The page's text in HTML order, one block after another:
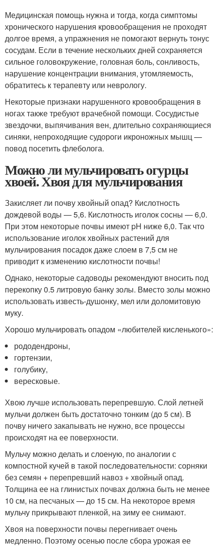
Медицинская помощь нужна и тогда, когда симптомы
хронического нарушения кровообращения не проходят
долгое время, а упражнения не помогают вернуть тонус
сосудам. Если в течение нескольких дней сохраняется
сильное головокружение, головная боль, сонливость,
нарушение концентрации внимания, утомляемость,
обратитесь к терапевту или неврологу.
Некоторые признаки нарушенного кровообращения в
ногах также требуют врачебной помощи. Сосудистые
звездочки, выпячивания вен, длительно сохраняющиеся
синяки, непроходящие судороги икроножных мышц —
повод посетить флеболога.
Можно ли мульчировать огурцы
хвоей. Хвоя для мульчирования
Закисляет ли почву хвойный опад? Кислотность
дождевой воды — 5,6. Кислотность иголок сосны — 6,0.
При этом некоторые почвы имеют pH ниже 6,0. Так что
использование иголок хвойных растений для
мульчирования посадок даже слоем в 7,5 см не
приводит к изменению кислотности почвы!
Однако, некоторые садоводы рекомендуют вносить под
перекопку 0.5 литровую банку золы. Вместо золы можно
использовать известь-душонку, мел или доломитовую
муку.
Хорошо мульчировать опадом «любителей кисленького»:
рододендроны,
гортензии,
голубику,
вересковые.
Хвою лучше использовать перепревшую. Слой летней
мульчи должен быть достаточно тонким (до 5 см). В
почву ничего закапывать не нужно, все процессы
происходят на ее поверхности.
Мульчу можно делать и слоеную, по аналогии с
компостной кучей в такой последовательности: сорняки
без семян + перепревший навоз + хвойный опад.
Толщина ее на глинистых почвах должна быть не менее
10 см, на песчаных — до 15 см. На некоторое время
мульчу прикрывают пленкой, на зиму ее снимают.
Хвоя на поверхности почвы перегнивает очень
медленно. Поэтому осенью после сбора урожая ее